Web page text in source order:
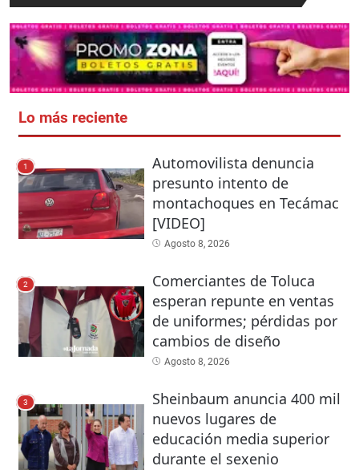
Lo más reciente
1
Automovilista denuncia
presunto intento de
montachoques en Tecámac
[VIDEO]
Agosto 8, 2026
2
Comerciantes de Toluca
esperan repunte en ventas
de uniformes; pérdidas por
cambios de diseño
Agosto 8, 2026
3
Sheinbaum anuncia 400 mil
nuevos lugares de
educación media superior
durante el sexenio